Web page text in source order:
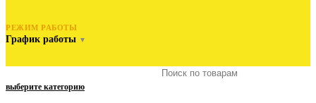
РЕЖИМ РАБОТЫ
График работы ▼
выберите категорию